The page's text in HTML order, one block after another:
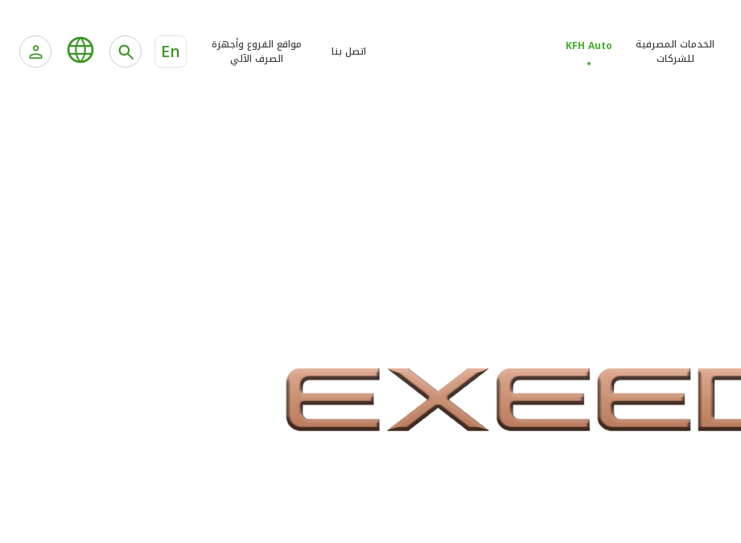
الخدمات المصرفية
للشركات
KFH Auto اتصل بنا
مواقع الفروع وأجهزة
الصرف الآلي
En